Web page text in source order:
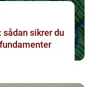
sikrer du